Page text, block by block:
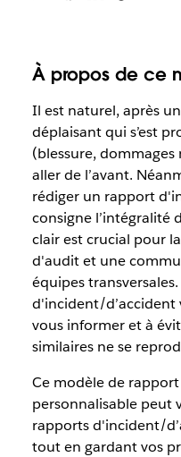
À propos de ce
Il est naturel, après
déplaisant qui s’est
(blessure,
aller de l’avant.
rédiger un rapport
consigne l’intégralité
clair est crucial pour
d'audit et une
équipes
d'incident/d’accident
vous informer et à
similaires ne se
Ce modèle de
personnalisable peut
rapports d'incident/
tout en gardant vos